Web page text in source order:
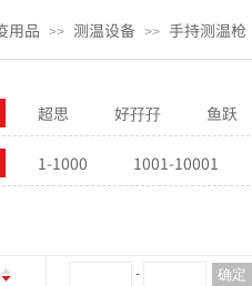
用品 >> 测温设备 >> 手持测温枪
超思 好孖孖 鱼跃
1-1000 1001-10001
- 确定